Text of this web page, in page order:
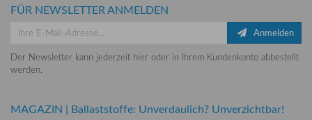
FÜR NEWSLETTER ANMELDEN
Anmelden
Der Newsletter kann jederzeit hier oder in Ihrem Kundenkonto abbestellt
werden.
MAGAZIN | Ballaststoffe: Unverdaulich? Unverzichtbar!